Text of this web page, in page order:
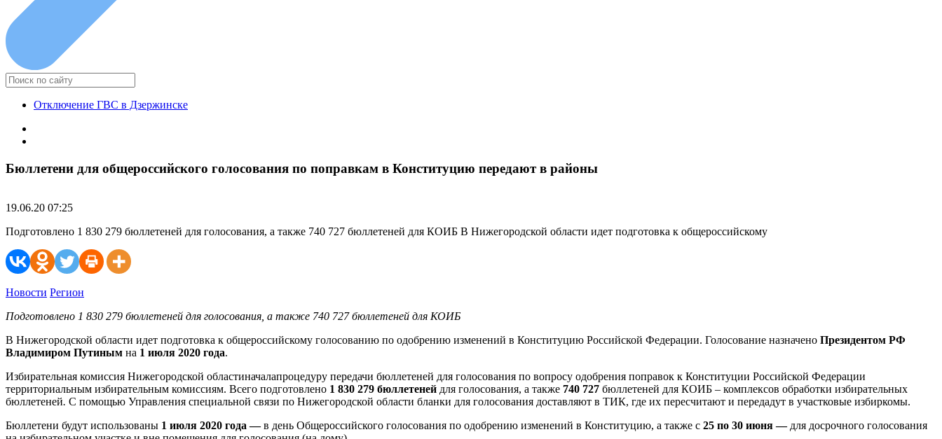
Отключение ГВС в Дзержинске
Бюллетени для общероссийского голосования по поправкам в Конституцию передают в районы
19.06.20 07:25
Подготовлено 1 830 279 бюллетеней для голосования, а также 740 727 бюллетеней для КОИБ В Нижегородской области идет подготовка к общероссийскому
Новости Регион
Подготовлено 1 830 279 бюллетеней для голосования, а также 740 727 бюллетеней для КОИБ
В Нижегородской области идет подготовка к общероссийскому голосованию по одобрению изменений в Конституцию Российской Федерации. Голосование назначено Президентом РФ
Владимиром Путиным на 1 июля 2020 года.
Избирательная комиссия Нижегородской областиначалапроцедуру передачи бюллетеней для голосования по вопросу одобрения поправок к Конституции Российской Федерации
территориальным избирательным комиссиям. Всего подготовлено 1 830 279 бюллетеней для голосования, а также 740 727 бюллетеней для КОИБ – комплексов обработки избирательных
бюллетеней. С помощью Управления специальной связи по Нижегородской области бланки для голосования доставляют в ТИК, где их пересчитают и передадут в участковые избиркомы.
Бюллетени будут использованы 1 июля 2020 года —в день Общероссийского голосования по одобрению изменений в Конституцию, а также с 25 по 30 июня —для досрочного голосования